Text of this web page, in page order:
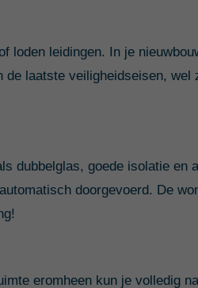
loden leidingen. In je
laatste veiligheidseisen, wel
dubbelglas, goede isolatie en
doorgevoerd. De
eromheen kun je volledig